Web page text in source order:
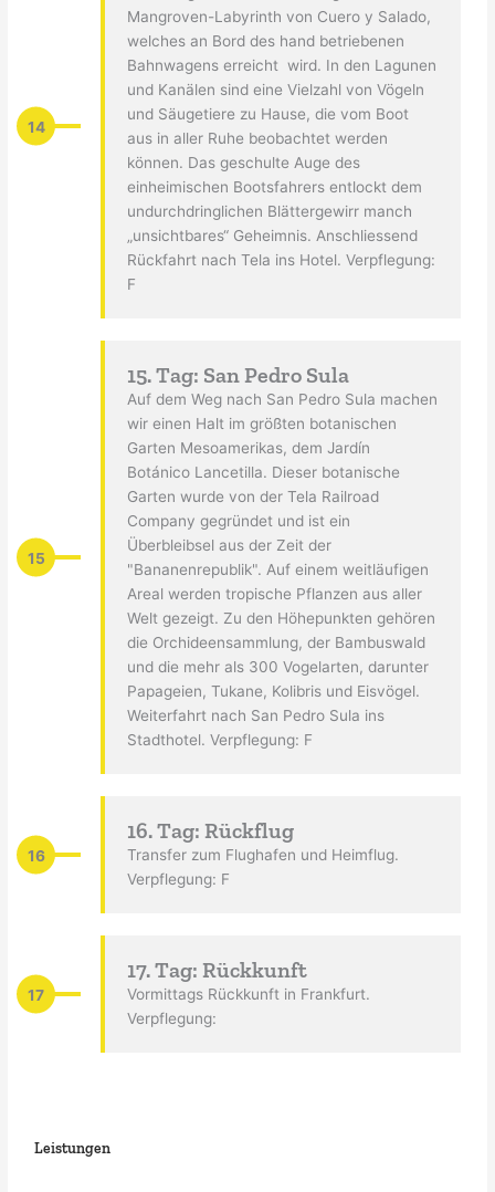
14
Mangroven-Labyrinth von Cuero y Salado,
welches an Bord des hand betriebenen
Bahnwagens erreicht wird. In den Lagunen
und Kanälen sind eine Vielzahl von Vögeln
und Säugetiere zu Hause, die vom Boot
aus in aller Ruhe beobachtet werden
können. Das geschulte Auge des
einheimischen Bootsfahrers entlockt dem
undurchdringlichen Blättergewirr manch
„unsichtbares“ Geheimnis. Anschliessend
Rückfahrt nach Tela ins Hotel. Verpflegung:
F
15
15. Tag: San Pedro Sula
Auf dem Weg nach San Pedro Sula machen
wir einen Halt im größten botanischen
Garten Mesoamerikas, dem Jardín
Botánico Lancetilla. Dieser botanische
Garten wurde von der Tela Railroad
Company gegründet und ist ein
Überbleibsel aus der Zeit der
"Bananenrepublik". Auf einem weitläufigen
Areal werden tropische Pflanzen aus aller
Welt gezeigt. Zu den Höhepunkten gehören
die Orchideensammlung, der Bambuswald
und die mehr als 300 Vogelarten, darunter
Papageien, Tukane, Kolibris und Eisvögel.
Weiterfahrt nach San Pedro Sula ins
Stadthotel. Verpflegung: F
16
16. Tag: Rückflug
Transfer zum Flughafen und Heimflug.
Verpflegung: F
17
17. Tag: Rückkunft
Vormittags Rückkunft in Frankfurt.
Verpflegung:
Leistungen